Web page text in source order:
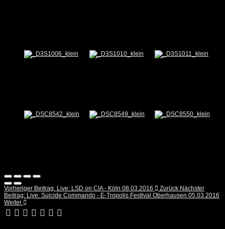
Vorheriger Beitrag: Live: LSD on CIA - Köln 08.03.2016 Zurück Nächster
Beitrag: Live: Suicide Commando - E-Tropolis Festival Oberhausen 05.03.2016
Weiter